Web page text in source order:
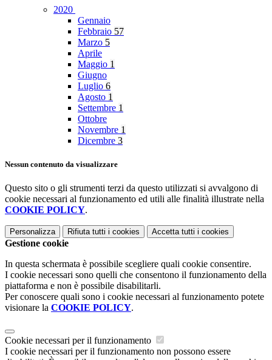
2020
Gennaio
Febbraio 57
Marzo 5
Aprile
Maggio 1
Giugno
Luglio 6
Agosto 1
Settembre 1
Ottobre
Novembre 1
Dicembre 3
Nessun contenuto da visualizzare
Questo sito o gli strumenti terzi da questo utilizzati si avvalgono di
cookie necessari al funzionamento ed utili alle finalità illustrate nella
COOKIE POLICY.
Personalizza Rifiuta tutti i cookies Accetta tutti i cookies
Gestione cookie
In questa schermata è possibile scegliere quali cookie consentire.
I cookie necessari sono quelli che consentono il funzionamento della
piattaforma e non è possibile disabilitarli.
Per conoscere quali sono i cookie necessari al funzionamento potete
visionare la COOKIE POLICY.
Cookie necessari per il funzionamento
I cookie necessari per il funzionamento non possono essere